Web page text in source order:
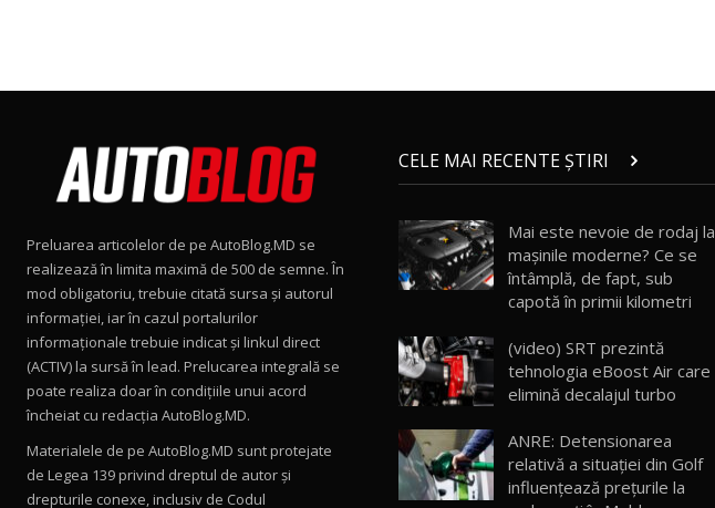
Preluarea articolelor de pe AutoBlog.MD se
realizează în limita maximă de 500 de semne. În
mod obligatoriu, trebuie citată sursa și autorul
informației, iar în cazul portalurilor
informaționale trebuie indicat și linkul direct
(ACTIV) la sursă în lead. Prelucarea integrală se
poate realiza doar în condițiile unui acord
încheiat cu redacţia AutoBlog.MD.
Materialele de pe AutoBlog.MD sunt protejate
de Legea 139 privind dreptul de autor și
drepturile conexe, inclusiv de Codul
CELE MAI RECENTE ȘTIRI
Mai este nevoie de rodaj la
mașinile moderne? Ce se
întâmplă, de fapt, sub
capotă în primii kilometri
(video) SRT prezintă
tehnologia eBoost Air care
elimină decalajul turbo
ANRE: Detensionarea
relativă a situației din Golf
influențează prețurile la